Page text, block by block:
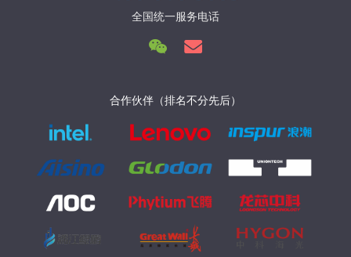
全国统一服务电话
合作伙伴（排名不分先后）